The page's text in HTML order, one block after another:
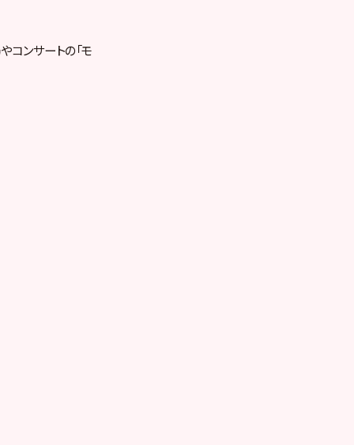
コンサートの「モ